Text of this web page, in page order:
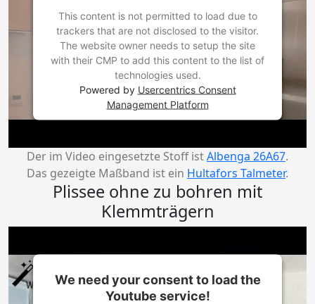
This content is not permitted to load due to
trackers that are not disclosed to the visitor.
The website owner needs to setup the site
with their CMP to add this content to the list of
technologies used.
Powered by Usercentrics Consent
Management Platform
Der im Video eingesetzte Stoff istAlbenga 26A67.
Das gezeigte Maßband ist ein Hultafors Talmeter.
Plissee ohne zu bohren mit
Klemmträgern
We need your consent to load the
Youtube service!